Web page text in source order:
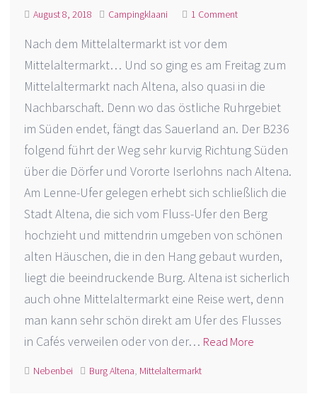
August 8, 2018 Campingklaani 1 Comment
Nach dem Mittelaltermarkt ist vor dem
Mittelaltermarkt… Und so ging es am Freitag zum
Mittelaltermarkt nach Altena, also quasi in die
Nachbarschaft. Denn wo das östliche Ruhrgebiet
im Süden endet, fängt das Sauerland an. Der B236
folgend führt der Weg sehr kurvig Richtung Süden
über die Dörfer und Vororte Iserlohns nach Altena.
Am Lenne-Ufer gelegen erhebt sich schließlich die
Stadt Altena, die sich vom Fluss-Ufer den Berg
hochzieht und mittendrin umgeben von schönen
alten Häuschen, die in den Hang gebaut wurden,
liegt die beeindruckende Burg. Altena ist sicherlich
auch ohne Mittelaltermarkt eine Reise wert, denn
man kann sehr schön direkt am Ufer des Flusses
in Cafés verweilen oder von der… Read More
Nebenbei Burg Altena, Mittelaltermarkt